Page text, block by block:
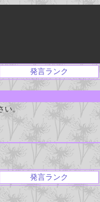
発言ランク
い。
発言ランク